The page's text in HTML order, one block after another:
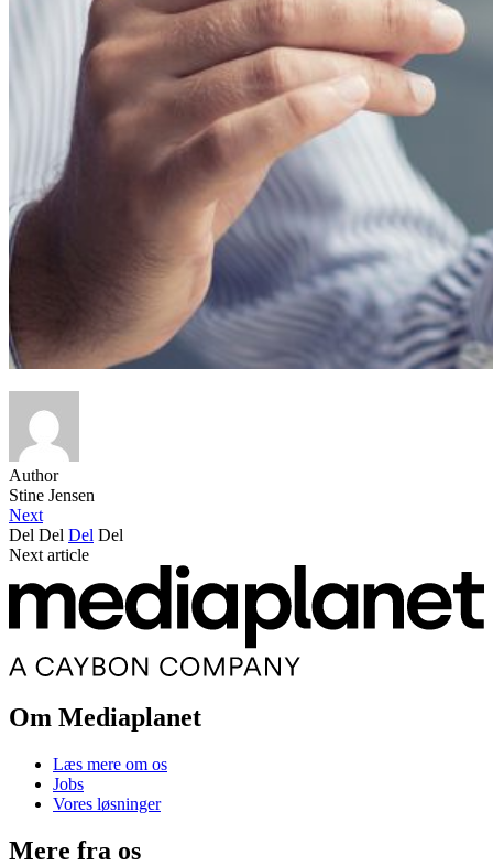
Author
Stine Jensen
Next
Del Del Del Del
Next article
Om Mediaplanet
Læs mere om os
Jobs
Vores løsninger
Mere fra os